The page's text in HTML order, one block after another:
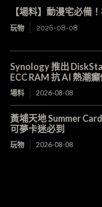
【場料】動漫宅必備
玩物 2026-08-08
Synology 推出
ECC RAM 抗 AI 熱潮
場料 2026-08-08
黃埔天地 Summer
可夢卡迷必到
玩物 2026-08-08